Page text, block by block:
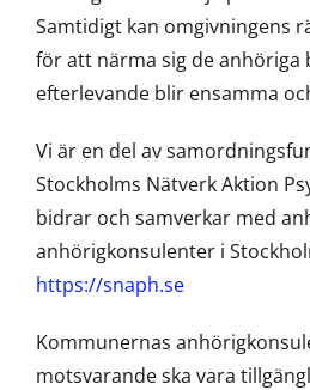
Samtidigt kan omgivningens
för att närma sig de anhöriga
efterlevande blir ensamma
Vi är en del av
Stockholms Nätverk Aktion
bidrar och samverkar med
anhörigkonsulenter i
https://snaph.se
Kommunernas
motsvarande ska vara